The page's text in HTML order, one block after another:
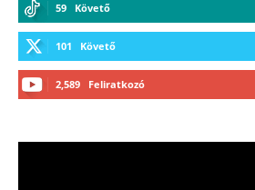
59 Követő
101 Követő
2,589 Feliratkozó